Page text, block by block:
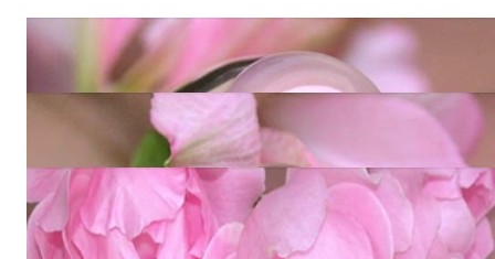
Stattlicher Rosenquarz Rauchquarz Mondstein Ring
Prächtige Rosenquarz Rauchquarz Ohrgehänge
Prächtiges Rosenquarz Rauchquarz Brillanten Armband
16.882,35 €